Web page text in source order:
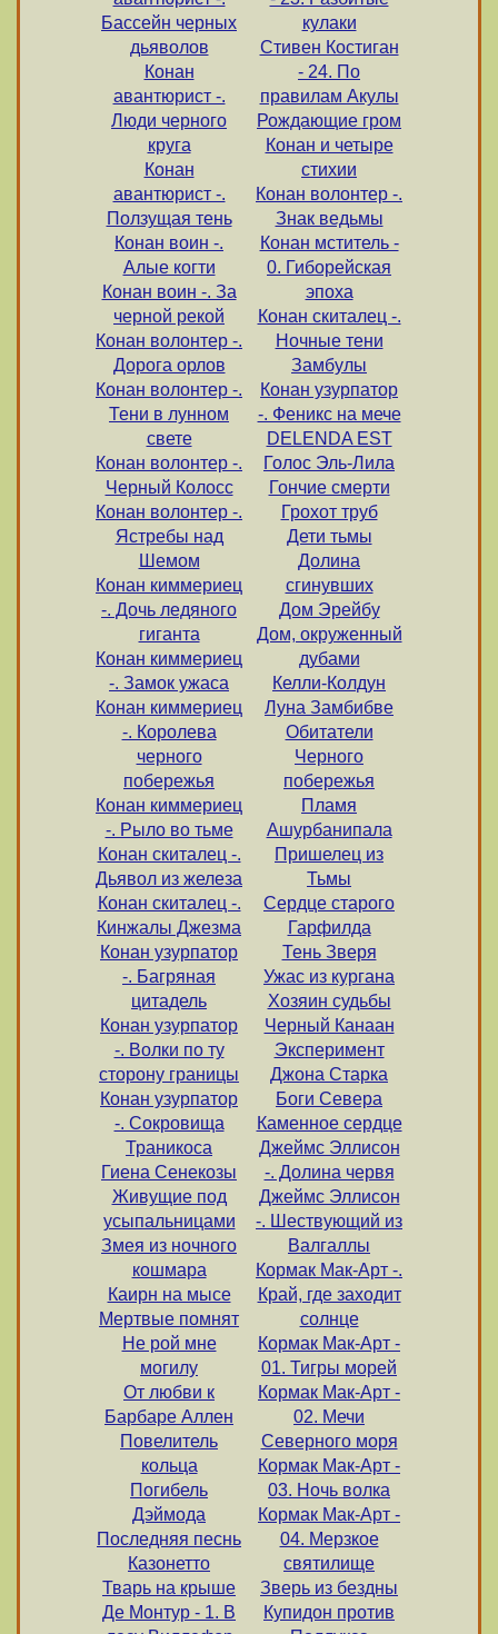
Бассейн черных
дьяволов
Конан
авантюрист -.
Люди черного
круга
Конан
авантюрист -.
Ползущая тень
Конан воин -.
Алые когти
Конан воин -. За
черной рекой
Конан волонтер -.
Дорога орлов
Конан волонтер -.
Тени в лунном
свете
Конан волонтер -.
Черный Колосс
Конан волонтер -.
Ястребы над
Шемом
Конан киммериец
-. Дочь ледяного
гиганта
Конан киммериец
-. Замок ужаса
Конан киммериец
-. Королева
черного
побережья
Конан киммериец
-. Рыло во тьме
Конан скиталец -.
Дьявол из железа
Конан скиталец -.
Кинжалы Джезма
Конан узурпатор
-. Багряная
цитадель
Конан узурпатор
-. Волки по ту
сторону границы
Конан узурпатор
-. Сокровища
Траникоса
Гиена Сенекозы
Живущие под
усыпальницами
Змея из ночного
кошмара
Каирн на мысе
Мертвые помнят
Не рой мне
могилу
От любви к
Барбаре Аллен
Повелитель
кольца
Погибель
Дэймода
Последняя песнь
Казонетто
Тварь на крыше
Де Монтур - 1. В
кулаки
Стивен Костиган
- 24. По
правилам Акулы
Рождающие гром
Конан и четыре
стихии
Конан волонтер -.
Знак ведьмы
Конан мститель -
0. Гиборейская
эпоха
Конан скиталец -.
Ночные тени
Замбулы
Конан узурпатор
-. Феникс на мече
DELENDA EST
Голос Эль-Лила
Гончие смерти
Грохот труб
Дети тьмы
Долина
сгинувших
Дом Эрейбу
Дом, окруженный
дубами
Келли-Колдун
Луна Замбибве
Обитатели
Черного
побережья
Пламя
Ашурбанипала
Пришелец из
Тьмы
Сердце старого
Гарфилда
Тень Зверя
Ужас из кургана
Хозяин судьбы
Черный Канаан
Эксперимент
Джона Старка
Боги Севера
Каменное сердце
Джеймс Эллисон
-. Долина червя
Джеймс Эллисон
-. Шествующий из
Валгаллы
Кормак Мак-Арт -.
Край, где заходит
солнце
Кормак Мак-Арт -
01. Тигры морей
Кормак Мак-Арт -
02. Мечи
Северного моря
Кормак Мак-Арт -
03. Ночь волка
Кормак Мак-Арт -
04. Мерзкое
святилище
Зверь из бездны
Купидон против